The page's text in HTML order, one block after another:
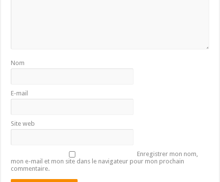
Nom
E-mail
Site web
Enregistrer mon nom,
mon e-mail et mon site dans le navigateur pour mon prochain
commentaire.